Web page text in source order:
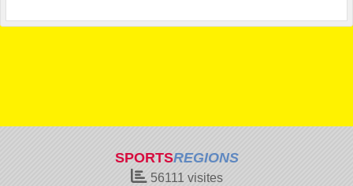
SPORTSREGIONS
56111 visites